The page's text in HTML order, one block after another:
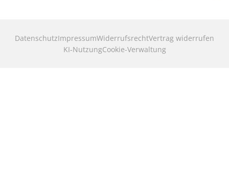
DatenschutzImpressumWiderrufsrechtVertrag widerrufen
KI‑NutzungCookie-Verwaltung